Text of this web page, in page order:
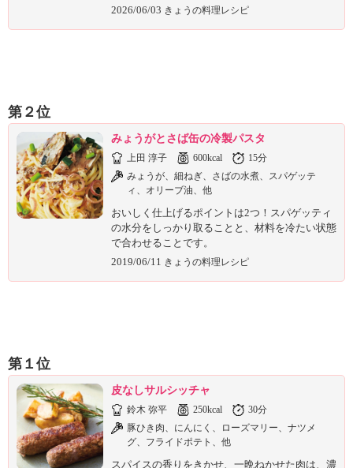
2026/06/03 きょうの料理レシピ
第２位
みょうがとさば缶の冷製パスタ
上田 淳子 600kcal
15分
みょうが、細ねぎ、さばの水煮、スパゲッテ
ィ、オリーブ油、他
おいしく仕上げるポイントは2つ！スパゲッティ
の水分をしっかり取ることと、材料を冷たい状態
で合わせることです。
2019/06/11 きょうの料理レシピ
第１位
皮なしサルシッチャ
鈴木 弥平 250kcal
30分
豚ひき肉、にんにく、ローズマリー、ナツメ
グ、フライドポテト、他
スパイスの香りをきかせ、一晩ねかせた肉は、濃